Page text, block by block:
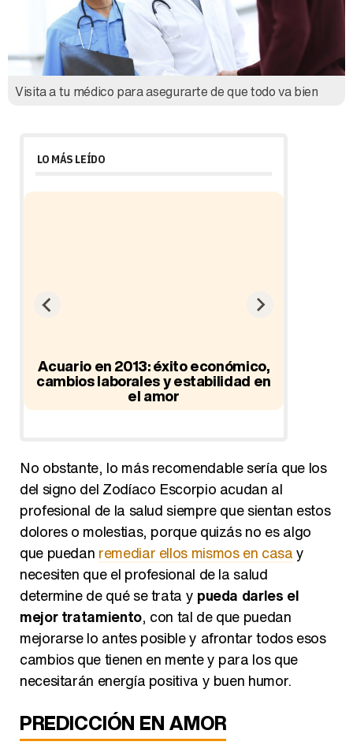
Visita a tu médico para asegurarte de que todo va bien
LO MÁS LEÍDO
del signo del Zodíaco Escorpio acudan al
profesional de la salud siempre que sientan estos
dolores o molestias, porque quizás no es algo
que puedanremediar ellos mismos en casay
necesiten que el profesional de la salud
determine de qué se trata y pueda darles el
mejor tratamiento, con tal de que puedan
mejorarse lo antes posible y afrontar todos esos
cambios que tienen en mente y para los que
necesitarán energía positiva y buen humor.
PREDICCIÓN EN AMOR
La comunicación de los de horóscopo Escorpio